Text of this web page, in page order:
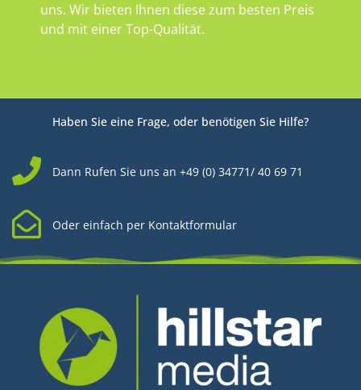
uns. Wir bieten Ihnen diese zum besten Preis
und mit einer Top-Qualität.
Haben Sie eine Frage, oder benötigen Sie Hilfe?
Dann Rufen Sie uns an +49 (0) 34771/ 40 69 71
Oder einfach per Kontaktformular